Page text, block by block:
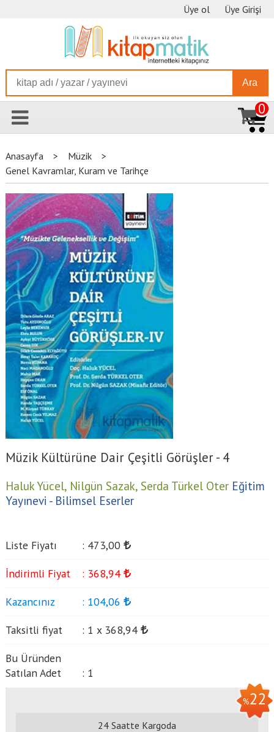
Üye ol Üye Girişi
Ara
0
Anasayfa > Müzik
>
Genel Kavramlar, Kuram ve Tarihçe
Müzik Kültürüne Dair Çeşitli Görüşler - 4
Haluk Yücel, Nilgün Sazak, Serda Türkel Oter Eğitim
Yayınevi - Bilimsel Eserler
Liste Fiyatı : 473,00
İndirimli Fiyat : 368,94
Kazancınız : 104,06
Taksitli fiyat : 1 x 368,94
Bu Üründen
Satılan Adet
: 1
%22
24 Saatte Kargoda